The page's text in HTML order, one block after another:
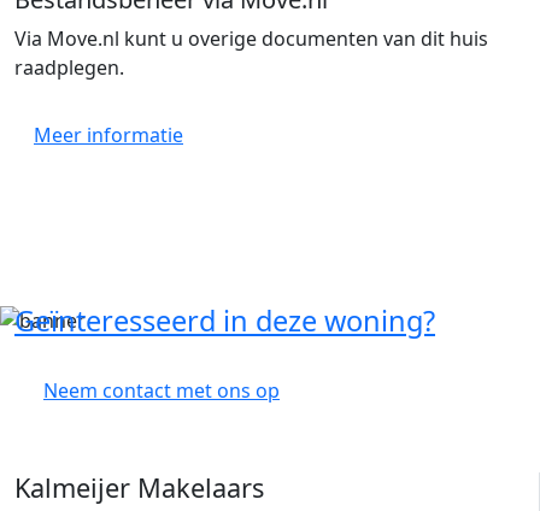
Via Move.nl kunt u overige documenten van dit huis
raadplegen.
Meer informatie
Geïnteresseerd in deze woning?
Neem contact met ons op
Kalmeijer Makelaars